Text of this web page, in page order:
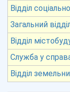
Відділ
Загальний
Відділ
Служба у
Відділ